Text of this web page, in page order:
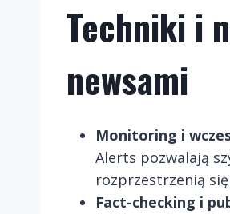
Techniki i
newsami
Monitoring i
Alerts pozwalają
rozprzestrzenią
Fact-checking i